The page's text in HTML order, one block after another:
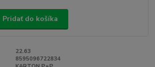
Pridať do košíka
22.63
8595096722834